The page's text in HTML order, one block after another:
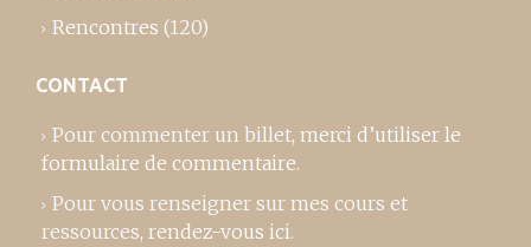
Rencontres (120)
CONTACT
Pour commenter un billet, merci d’utiliser le
formulaire de commentaire.
Pour vous renseigner sur mes cours et
ressources, rendez-vous ici.